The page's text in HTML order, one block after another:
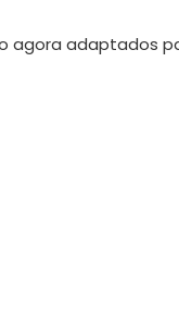
agora adaptados